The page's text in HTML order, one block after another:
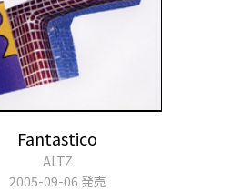
Fantastico
ALTZ
2005-09-06 発売